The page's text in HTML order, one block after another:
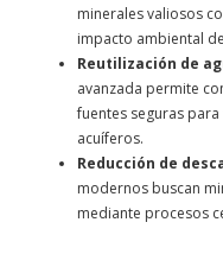
minerales valiosos
impacto ambiental
Reutilización de
avanzada permite
fuentes seguras
acuíferos.
Reducción de
modernos buscan
mediante procesos